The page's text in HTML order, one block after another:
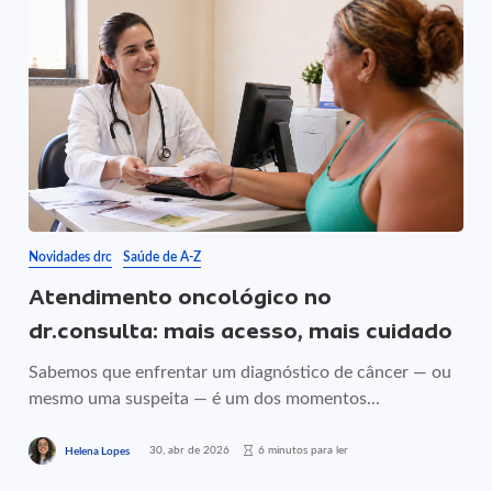
Novidades drc Saúde de A-Z
Atendimento oncológico no
dr.consulta: mais acesso, mais cuidado
Sabemos que enfrentar um diagnóstico de câncer — ou
mesmo uma suspeita — é um dos momentos...
Helena Lopes 30, abr de 2026 6 minutos para ler